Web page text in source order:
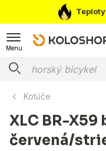
Menu
Kotúče
XLC BR-
červená/